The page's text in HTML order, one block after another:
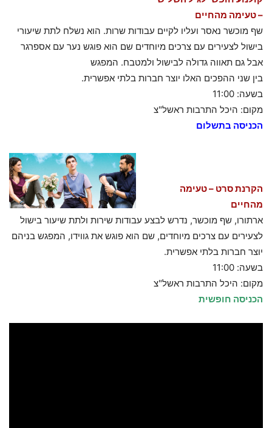
– טעימה מהחיים
שף מוכשר נאסר ועליו לקיים עבודות שרות. הוא נשלח לתת שיעורי
בישול לצעירים עם צרכים מיוחדים שם הוא פוגש נער עם אספרגר
אבל גם תאווה גדולה לבישול ולמטבח. המפגש
בין שני ההפכים האלו יוצר חברות בלתי אפשרית.
בשעה: 11:00
מקום: היכל התרבות ראשל"צ
הכניסה בתשלום
הקרנת סרט – טעימה
מהחיים
ארתורו, שף מוכשר, נדרש לבצע עבודות שירות ולתת שיעור בישול
לצעירים עם צרכים מיוחדים, שם הוא פוגש את גווידו, המפגש בניהם
יוצר חברות בלתי אפשרית.
בשעה: 11:00
מקום: היכל התרבות ראשל"צ
הכניסה חופשית